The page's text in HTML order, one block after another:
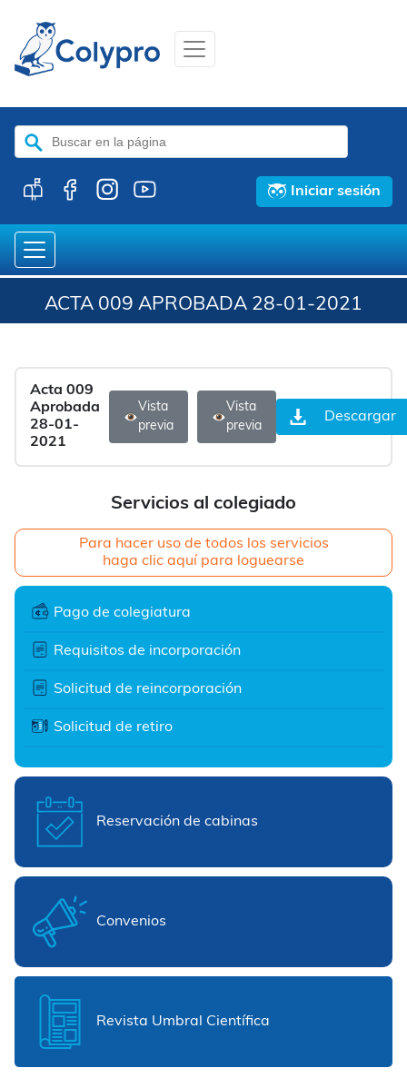
Buscar:
Iniciar sesión
ACTA 009 APROBADA 28-01-2021
Servicios al colegiado
Para hacer uso de todos los servicios
haga clic aquí para loguearse
Pago de colegiatura
Requisitos de incorporación
Solicitud de reincorporación
Solicitud de retiro
Reservación de cabinas
Convenios
Revista Umbral Científica
Acta 009
Aprobada
28-01-
2021
Vista
previa
Vista
previa
Descargar